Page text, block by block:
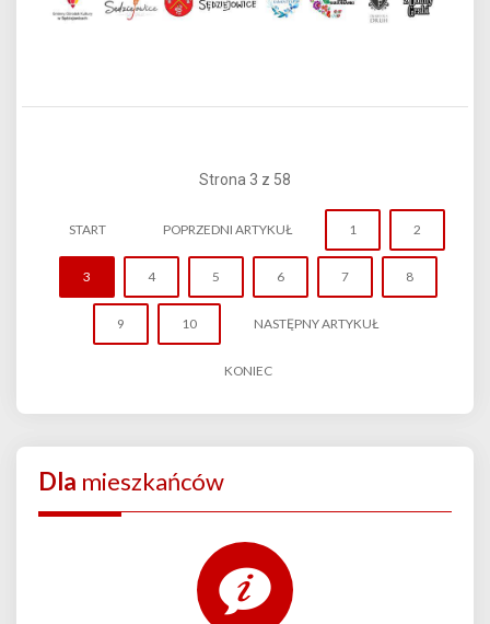
Strona 3 z 58
START POPRZEDNI ARTYKUŁ 1 2
3 4 5 6 7 8
9 10 NASTĘPNY ARTYKUŁ
KONIEC
Dla mieszkańców